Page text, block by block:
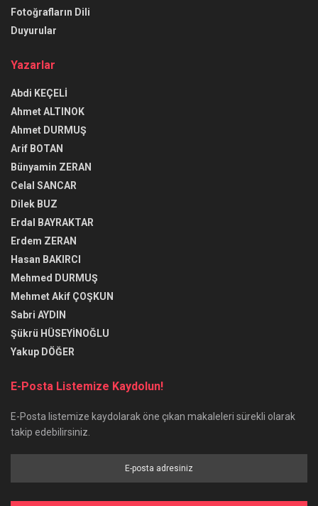
Fotoğrafların Dili
Duyurular
Yazarlar
Abdi KEÇELİ
Ahmet ALTINOK
Ahmet DURMUŞ
Arif BOTAN
Bünyamin ZERAN
Celal SANCAR
Dilek BUZ
Erdal BAYRAKTAR
Erdem ZERAN
Hasan BAKIRCI
Mehmed DURMUŞ
Mehmet Akif ÇOŞKUN
Sabri AYDIN
Şükrü HÜSEYİNOĞLU
Yakup DÖĞER
E-Posta Listemize Kaydolun!
E-Posta listemize kaydolarak öne çıkan makaleleri sürekli olarak
takip edebilirsiniz.